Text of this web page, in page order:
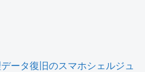
ータ復旧のスマホシェルジュ